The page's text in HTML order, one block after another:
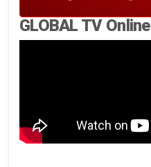
GLOBAL TV Online